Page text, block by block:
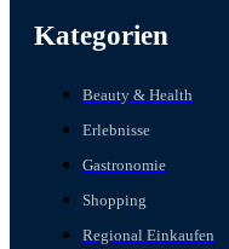
Kategorien
Beauty & Health
Erlebnisse
Gastronomie
Shopping
Regional Einkaufen